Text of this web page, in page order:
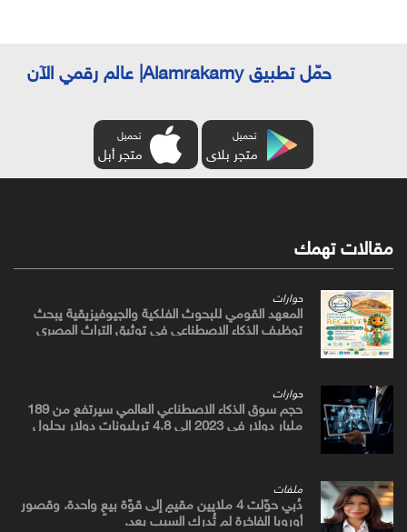
حمّل تطبيق Alamrakamy| عالم رقمي الآن
تحميل
متجر بلاى
تحميل
متجر أبل
مقالات تهمك
حوارات
المعهد القومي للبحوث الفلكية والجيوفيزيقية يبحث
توظيف الذكاء الاصطناعي في توثيق التراث المصري
حوارات
حجم سوق الذكاء الاصطناعي العالمي سيرتفع من 189
مليار دولار في 2023 إلى 4.8 تريليونات دولار بحلول
ملفات
دُبي حوّلت 4 ملايين مقيمٍ إلى قوّة بيعٍ واحدة. وقصور
أوروبا الفاخرة لم تُدرك السبب بعد.